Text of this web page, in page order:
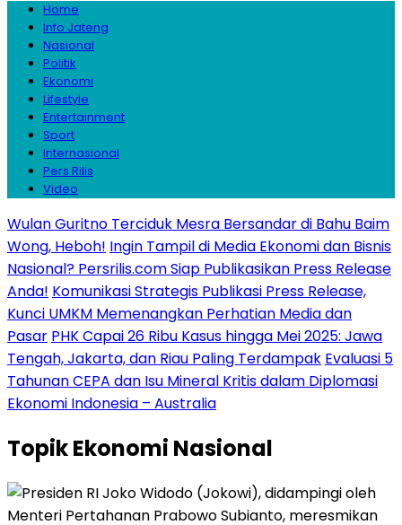
Home
Info Jateng
Nasional
Politik
Ekonomi
Lifestyle
Entertainment
Sport
Internasional
Pers Rilis
Video
Wulan Guritno Terciduk Mesra Bersandar di Bahu Baim
Wong, Heboh! Ingin Tampil di Media Ekonomi dan Bisnis
Nasional? Persrilis.com Siap Publikasikan Press Release
Anda! Komunikasi Strategis Publikasi Press Release,
Kunci UMKM Memenangkan Perhatian Media dan
Pasar PHK Capai 26 Ribu Kasus hingga Mei 2025: Jawa
Tengah, Jakarta, dan Riau Paling Terdampak Evaluasi 5
Tahunan CEPA dan Isu Mineral Kritis dalam Diplomasi
Ekonomi Indonesia – Australia
TopikEkonomi Nasional